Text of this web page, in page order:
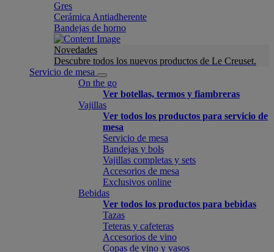
Gres
Cerámica Antiadherente
Bandejas de horno
Novedades
Descubre todos los nuevos productos de Le Creuset.
Servicio de mesa
On the go
Ver botellas, termos y fiambreras
Vajillas
Ver todos los productos para servicio de
mesa
Servicio de mesa
Bandejas y bols
Vajillas completas y sets
Accesorios de mesa
Exclusivos online
Bebidas
Ver todos los productos para bebidas
Tazas
Teteras y cafeteras
Accesorios de vino
Copas de vino y vasos